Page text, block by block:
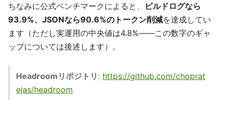
ちなみに公式ベンチマークによると、
ビルドログなら
93.9%、JSONなら90.6%のトークン削減を達成してい
ます（ただし実運用の中央値は4.8%――この数字のギャ
ップについては後述します）。
Headroomリポジトリ : https://github.com/choprat
ejas/headroom